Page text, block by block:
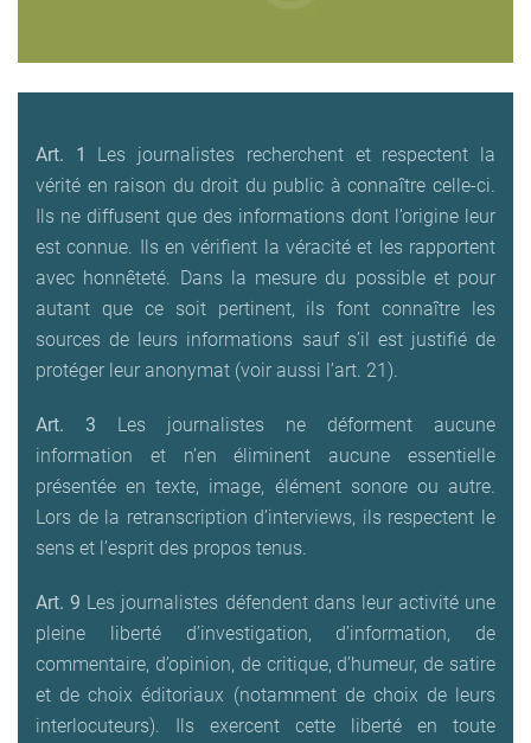
Art. 1
Les journalistes recherchent et respectent la
vérité en raison du droit du public à connaître celle-ci.
Ils ne diffusent que des informations dont l’origine leur
est connue. Ils en vérifient la véracité et les rapportent
avec honnêteté. Dans la mesure du possible et pour
autant que ce soit pertinent, ils font connaître les
sources de leurs informations sauf s’il est justifié de
protéger leur anonymat (voir aussi l’art. 21).
Art. 3 Les journalistes ne déforment aucune
information et n’en éliminent aucune essentielle
présentée en texte, image, élément sonore ou autre.
Lors de la retranscription d’interviews, ils respectent le
sens et l’esprit des propos tenus.
Art. 9 Les journalistes défendent dans leur activité une
pleine liberté d’investigation, d’information, de
commentaire, d’opinion, de critique, d’humeur, de satire
et de choix éditoriaux (notamment de choix de leurs
interlocuteurs). Ils exercent cette liberté en toute